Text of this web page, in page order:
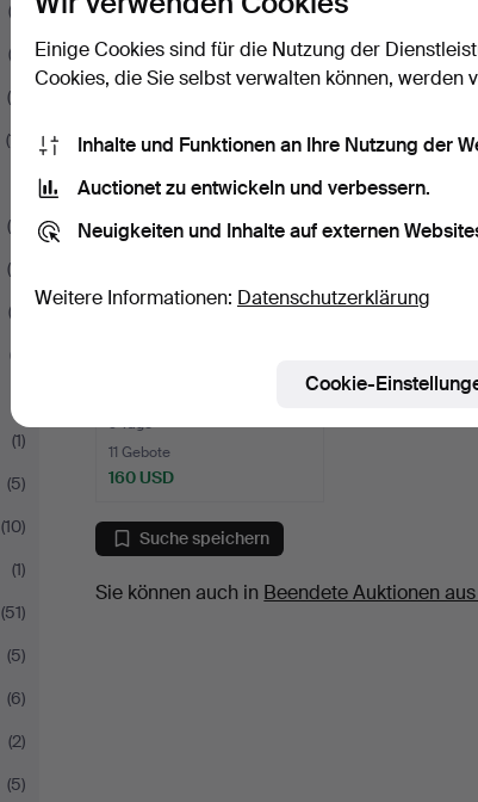
(3)
(3)
(6)
(11)
(9)
(4)
(3)
(7)
(1)
(5)
(10)
(1)
(51)
(5)
(6)
(2)
(5)
14K, Gesamtgewicht
4 Gebote
43 USD
3 Gebote
43 USD
ARMBANDSUHR, Omega,
9 Tage
11 Gebote
160 USD
Suche speichern
Sie können auch in Beendete Auktionen
Einige Cookies sind für die Nutzung der
Cookies, die Sie selbst verwalten können, werden
Inhalte und Funktionen an Ihre Nutzung der
Auctionet zu entwickeln und verbessern.
Neuigkeiten und Inhalte auf externen
Weitere Informationen: Datenschutzerklärung
Cookie-